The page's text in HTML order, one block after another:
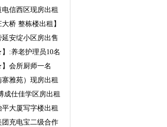
信西区现房出租
桥 整栋楼出租】
安绽小区房出售
:养老护理员10名
会所厨师一名
雅苑）现房出租
成仕佳学区房出租
大厦写字楼出租
团充电宝二级合作